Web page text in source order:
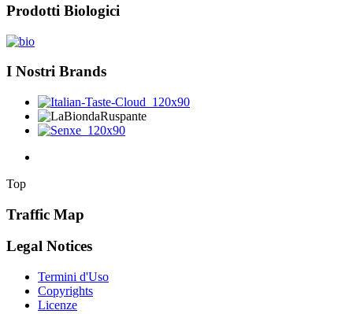
Prodotti Biologici
I Nostri Brands
Top
Traffic Map
Legal Notices
Termini d'Uso
Copyrights
Licenze